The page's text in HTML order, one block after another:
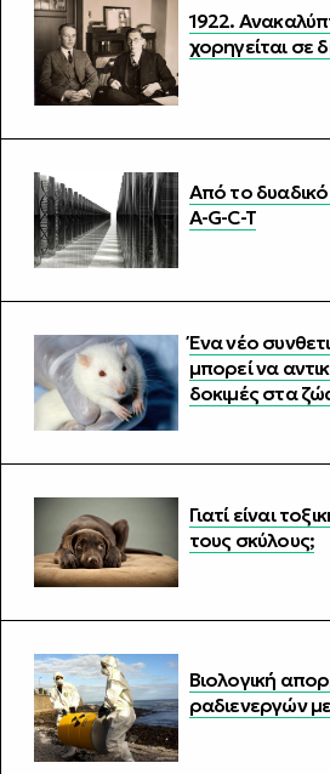
1922.
χορηγείται σε
Από το
A-G-C-T
Ένα νέο
μπορεί να
δοκιμές στα
Γιατί είναι
τους σκύλους;
Βιολογική
ραδιενεργών